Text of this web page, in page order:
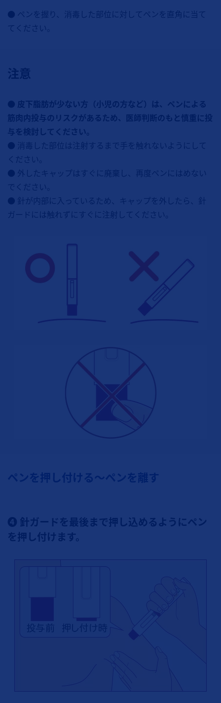
● ペンを握り、消毒した部位に対してペンを直角に当て
てください。
注意
● 皮下脂肪が少ない方（小児の方など）は、ペンによる
筋肉内投与のリスクがあるため、医師判断のもと慎重に投
与を検討してください。
● 消毒した部位は注射するまで手を触れないようにして
ください。
● 外したキャップはすぐに廃棄し、再度ペンにはめない
でください。
● 針が内部に入っているため、キャップを外したら、針
ガードには触れずにすぐに注射してください。
ペンを押し付ける～ペンを離す
❹ 針ガードを最後まで押し込めるようにペン
を押し付けます。